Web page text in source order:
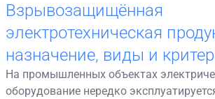
Взрывозащищённая
электротехническая
назначение, виды и
На промышленных объектах
оборудование нередко